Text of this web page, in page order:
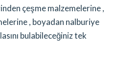
çeşme malzemelerine ,
, boyadan nalburiye
bulabileceğiniz tek